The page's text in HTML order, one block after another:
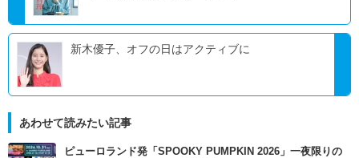
新木優子、オフの日はアクティブに
あわせて読みたい記事
ピューロランド発「SPOOKY PUMPKIN 2026」一夜限りの